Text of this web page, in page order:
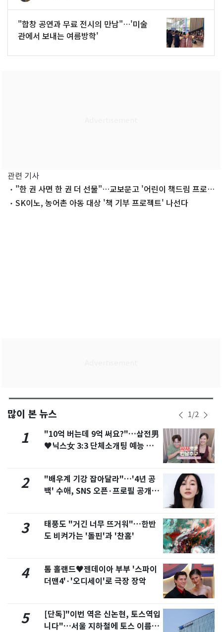
"합창 공연과 무료 전시의 만남"…'미술
관에서 보내는 여름방학'
관련 기사
"한 권 사면 한 권 더 선물"…교보문고 '어린이 책드림 프로젝
트'SK이노, 농어촌 아동 대상 '책 기부 프로젝트' 나선다
많이 본 뉴스 1/2
1
"10억 버는데 9억 써요?"…삼전男
♥닉스女 3:3 단체소개팅 예능 화
2
"배우계 기강 잡아달라"…'4년 공
백' 수애, SNS 오픈·프로필 공개
3
태풍도 "거긴 너무 뜨거워"…한반
도 비켜가는 '돌핀'과 '찬홈'
4
톰 홀랜드♥젠데이아 부부 '스파이
더맨4'·'오디세이'로 극장 장악
5
[단독]"이번 역은 신논현, 토스역입
니다"…서울 지하철에 토스 이름